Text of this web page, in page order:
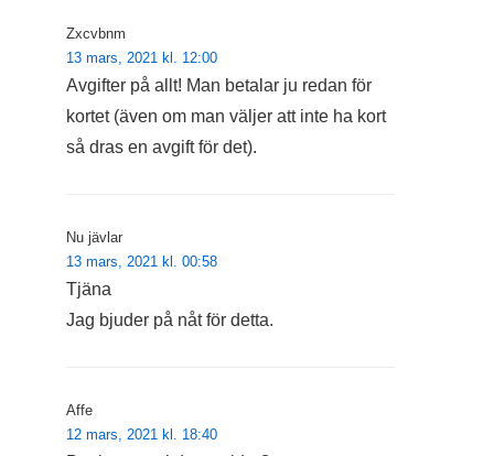
Zxcvbnm
13 mars, 2021 kl. 12:00
Avgifter på allt! Man betalar ju redan för
kortet (även om man väljer att inte ha kort
så dras en avgift för det).
Nu jävlar
13 mars, 2021 kl. 00:58
Tjäna
Jag bjuder på nåt för detta.
Affe
12 mars, 2021 kl. 18:40